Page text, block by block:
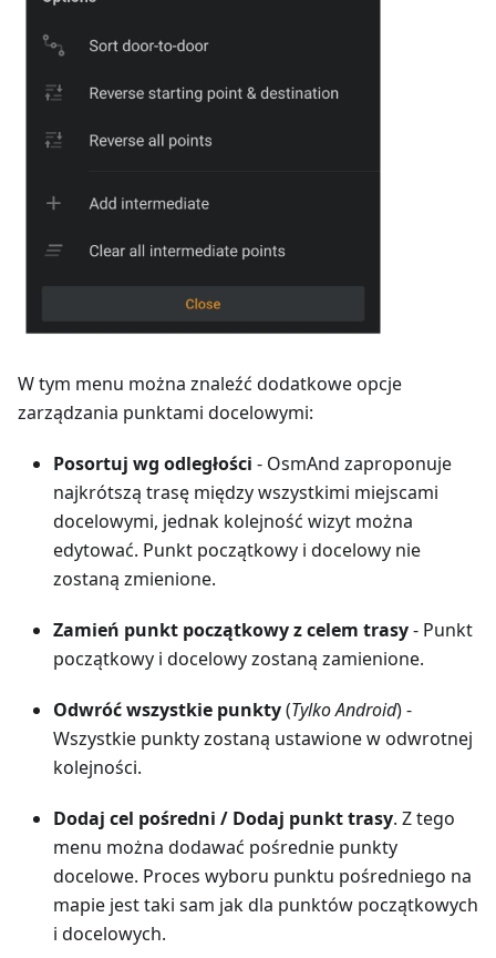
W tym menu można znaleźć dodatkowe opcje
zarządzania punktami docelowymi:
Posortuj wg odległości - OsmAnd zaproponuje
najkrótszą trasę między wszystkimi miejscami
docelowymi, jednak kolejność wizyt można
edytować. Punkt początkowy i docelowy nie
zostaną zmienione.
Zamień punkt początkowy z celem trasy- Punkt
początkowy i docelowy zostaną zamienione.
Odwróć wszystkie punkty(Tylko Android) -
Wszystkie punkty zostaną ustawione w odwrotnej
kolejności.
Dodaj cel pośredni / Dodaj punkt trasy. Z tego
menu można dodawać pośrednie punkty
docelowe. Proces wyboru punktu pośredniego na
mapie jest taki sam jak dla punktów początkowych
i docelowych.